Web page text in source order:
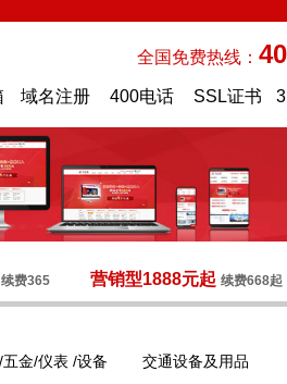
全国免费热线：
域名注册 400电话 SSL证书
续费365 营销型1888元起 续费668起
金/仪表 /设备 交通设备及用品